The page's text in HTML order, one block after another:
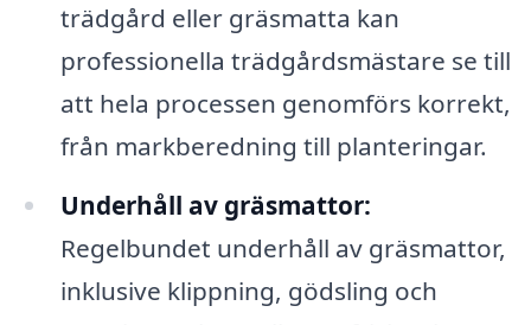
trädgård eller gräsmatta kan
professionella trädgårdsmästare se till
att hela processen genomförs korrekt,
från markberedning till planteringar.
Underhåll av gräsmattor:
Regelbundet underhåll av gräsmattor,
inklusive klippning, gödsling och